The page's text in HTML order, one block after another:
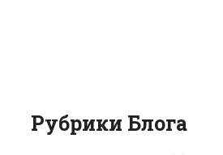
Рубрики Блога